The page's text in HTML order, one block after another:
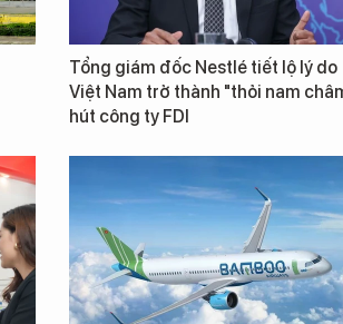
Tổng giám đốc Nestlé tiết lộ lý do
Việt Nam trở thành "thỏi nam
hút công ty FDI